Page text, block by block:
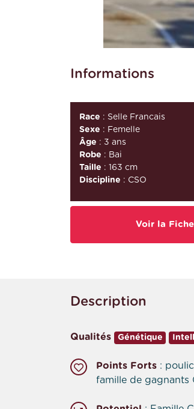
Informations
Race : Selle Francais
Sexe : Femelle
Âge : 3 ans
Robe : Bai
Taille : 163 cm
Discipline : CSO
Voir la Fiche
Description
Qualités Génétique
Points Forts :
famille de gagnants